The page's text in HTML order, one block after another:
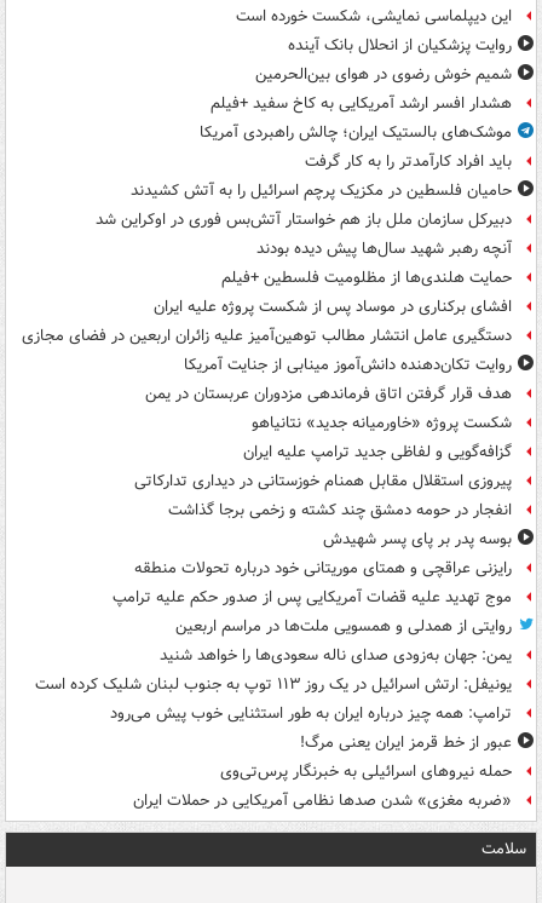
این دیپلماسی نمایشی، شکست خورده است
روایت پزشکیان از انحلال بانک آینده
شمیم خوش رضوی در هوای بین‌الحرمین
هشدار افسر ارشد آمریکایی به کاخ سفید +فیلم
موشک‌های بالستیک ایران؛ چالش راهبردی آمریکا
باید افراد کارآمدتر را به کار گرفت
حامیان فلسطین در مکزیک پرچم اسرائیل را به آتش کشیدند
دبیرکل سازمان ملل باز هم خواستار آتش‌بس فوری در اوکراین شد
آنچه رهبر شهید سال‌ها پیش دیده بودند
حمایت هلندی‌ها از مظلومیت فلسطین +فیلم
افشای برکناری در موساد پس از شکست پروژه علیه ایران
دستگیری عامل انتشار مطالب توهین‌آمیز علیه زائران اربعین در فضای مجازی
روایت تکان‌دهنده دانش‌آموز مینابی از جنایت آمریکا
هدف قرار گرفتن اتاق‌ فرماندهی مزدوران عربستان در یمن
شکست پروژه «خاورمیانه جدید» نتانیاهو
گزافه‌گویی و لفاظی جدید ترامپ علیه ایران
پیروزی استقلال مقابل همنام خوزستانی در دیداری تدارکاتی
انفجار در حومه دمشق چند کشته و زخمی برجا گذاشت
بوسه‌ پدر بر پای پسر شهیدش
رایزنی عراقچی و همتای موریتانی خود درباره تحولات منطقه
موج تهدید علیه قضات آمریکایی پس از صدور حکم علیه ترامپ
روایتی از همدلی و همسویی ملت‌ها در مراسم اربعین
یمن: جهان به‌زودی صدای ناله سعودی‌ها را خواهد شنید
یونیفل: ارتش اسرائیل در یک روز ۱۱۳ توپ به جنوب لبنان شلیک کرده است
ترامپ: همه چیز درباره ایران به طور استثنایی خوب پیش می‌رود
عبور از خط قرمز ایران یعنی مرگ!
حمله نیروهای اسرائیلی به خبرنگار پرس‌تی‌وی
«ضربه مغزی» شدن صدها نظامی آمریکایی در حملات ایران
سلامت